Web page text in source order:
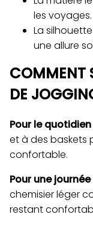
les voyages.
La
une allure
COMMENT
DE
Pour le quotidien
et à des baskets
confortable.
Pour une
chemisier léger
restant